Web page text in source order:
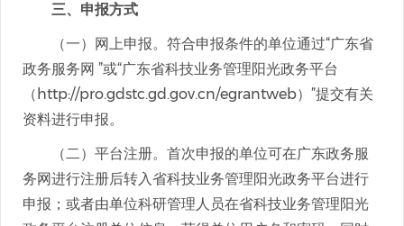
三、申报方式
（一）网上申报。符合申报条件的单位通过“广东省
政务服务网 ”或“广东省科技业务管理阳光政务平台
（http://pro.gdstc.gd.gov.cn/egrantweb）”提交有关
资料进行申报。
（二）平台注册。首次申报的单位可在广东政务服
务网进行注册后转入省科技业务管理阳光政务平台进行
申报；或者由单位科研管理人员在省科技业务管理阳光